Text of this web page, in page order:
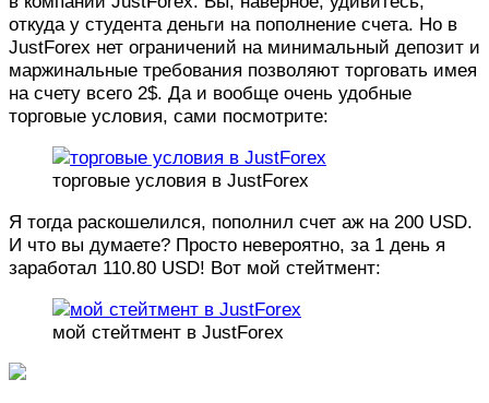
откуда у студента деньги на пополнение счета. Но в
JustForex нет ограничений на минимальный депозит и
маржинальные требования позволяют торговать имея
на счету всего 2$. Да и вообще очень удобные
торговые условия, сами посмотрите:
торговые условия в JustForex
Я тогда раскошелился, пополнил счет аж на 200 USD.
И что вы думаете? Просто невероятно, за 1 день я
заработал 110.80 USD! Вот мой стейтмент:
мой стейтмент в JustForex